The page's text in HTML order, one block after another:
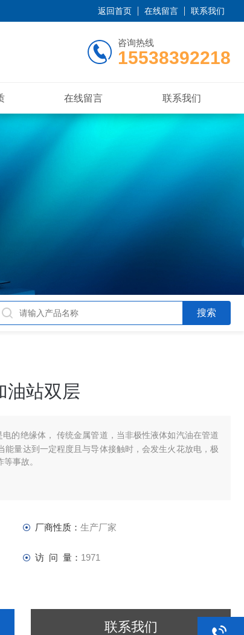
返回首页 在线留言 联系我们
咨询热线
15538392218
在线留言 联系我们
油站双层
的绝缘体， 传统金属管道，当非极性液体如汽油在管道
量达到一定程度且与导体接触时，会发生火花放电，极
事故。
厂商性质： 生产厂家
访 问 量： 1971
联系我们